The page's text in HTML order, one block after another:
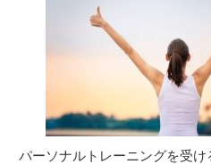
パーソナルトレーニングを受